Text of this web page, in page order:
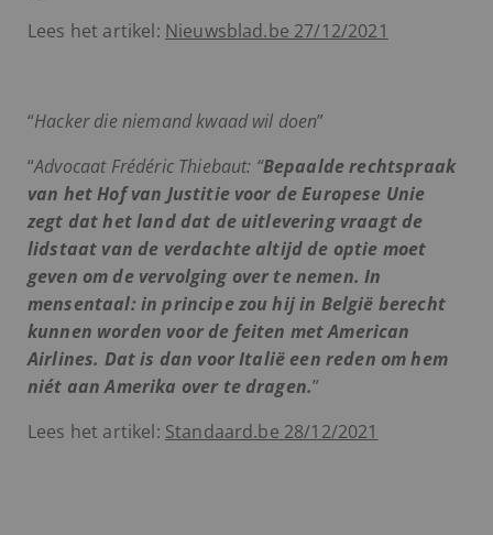
Lees het artikel: Nieuwsblad.be 27/12/2021
“Hacker die niemand kwaad wil doen”
“Advocaat Frédéric Thiebaut: “Bepaalde rechtspraak
van het Hof van Justitie voor de Europese Unie
zegt dat het land dat de uitlevering vraagt de
lidstaat van de verdachte altijd de optie moet
geven om de vervolging over te nemen. In
mensentaal: in principe zou hij in België berecht
kunnen worden voor de feiten met American
Airlines. Dat is dan voor Italië een reden om hem
niét aan Amerika over te dragen.”
Lees het artikel: Standaard.be 28/12/2021